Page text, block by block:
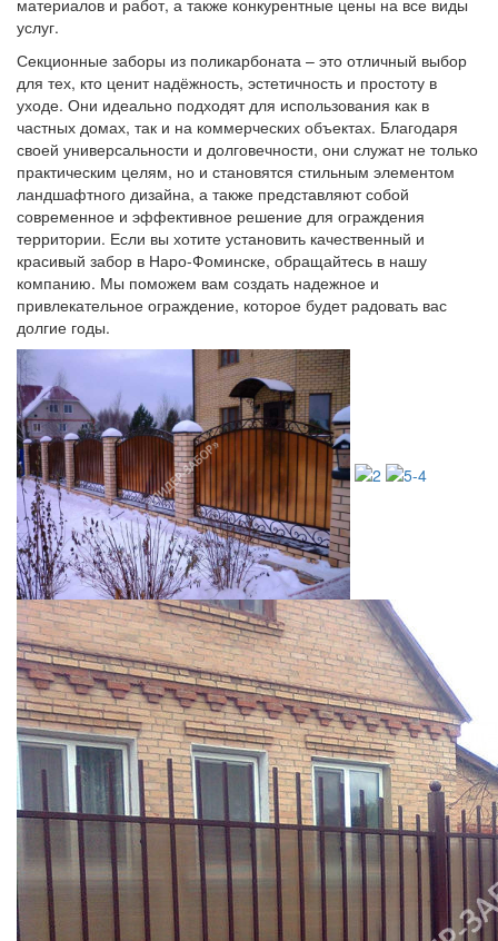
материалов и работ, а также конкурентные цены на все виды
услуг.
Секционные заборы из поликарбоната – это отличный выбор
для тех, кто ценит надёжность, эстетичность и простоту в
уходе. Они идеально подходят для использования как в
частных домах, так и на коммерческих объектах. Благодаря
своей универсальности и долговечности, они служат не только
практическим целям, но и становятся стильным элементом
ландшафтного дизайна, а также представляют собой
современное и эффективное решение для ограждения
территории. Если вы хотите установить качественный и
красивый забор в Наро-Фоминске, обращайтесь в нашу
компанию. Мы поможем вам создать надежное и
привлекательное ограждение, которое будет радовать вас
долгие годы.